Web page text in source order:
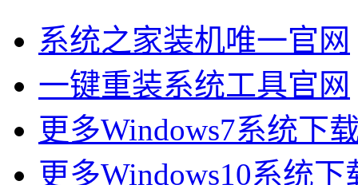
系统之家装机唯一官网
一键重装系统工具官网
更多Windows7系统下
更多Windows10系统下